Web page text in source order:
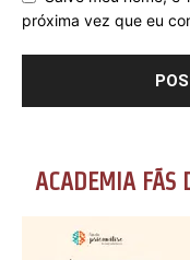
próxima vez que eu
ACADEMIA FÃS